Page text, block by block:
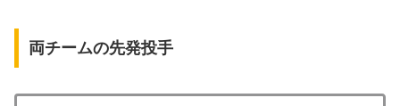
両チームの先発投手